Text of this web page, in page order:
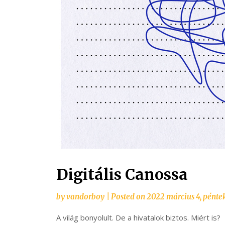
Digitális Canossa
byvandorboy Posted on2022 március 4,
A világ bonyolult. De a hivatalok biztos. Miért is?